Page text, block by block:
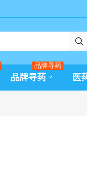

品牌寻药
品牌寻药
医